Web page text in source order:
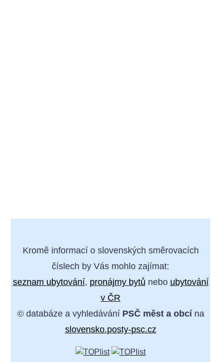
Kromě informací o slovenských směrovacích
číslech by Vás mohlo zajímat:
seznam ubytování, pronájmy bytů nebo ubytování
v ČR
© databáze a vyhledávání PSČ měst a obcína
slovensko.posty-psc.cz